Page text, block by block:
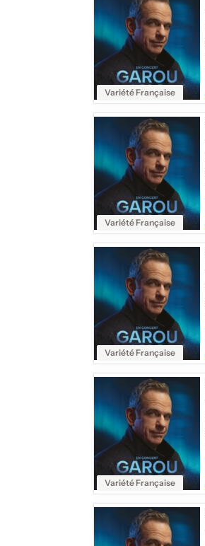
Variété Française
Variété Française
Variété Française
Variété Française